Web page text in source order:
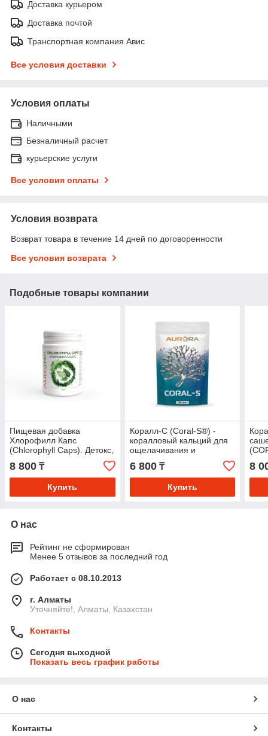
Доставка курьером
Доставка почтой
Транспортная компания Авис
Все условия доставки
Условия оплаты
Наличными
Безналичный расчет
курьерские услуги
Все условия оплаты
Условия возврата
Возврат товара в течение 14 дней по договоренности
Все условия возврата
Подобные товары компании
Пищевая добавка
Хлорофилл Капс
(Chlorophyll Caps). Детокс,
очищение крови,
поддержка ЖКТ
8 800 ₸
Купить
Коралл-С (Coral-S®) -
коралловый кальций для
ощелачивания и
биодоступности воды
6 800₸
Купить
8
О нас
Рейтинг не сформирован
Менее 5 отзывов за последний год
Работает с 08.10.2013
г. Алматы
Уточняйте!, Алматы, Казахстан
Контакты
Сегодня выходной
Показать весь график работы
О нас
Контакты